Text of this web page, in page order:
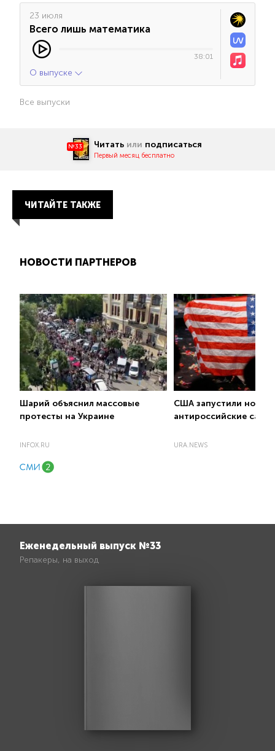
23 июля
Всего лишь математика
38:01
О выпуске
Все выпуски
№33 Читать или подписаться
Первый месяц бесплатно
ЧИТАЙТЕ ТАКЖЕ
НОВОСТИ ПАРТНЕРОВ
Шарий объяснил массовые
протесты на Украине
INFOX.RU
США запустили новые
антироссийские
URA.NEWS
Еженедельный выпуск №33
Репакеры, на выход